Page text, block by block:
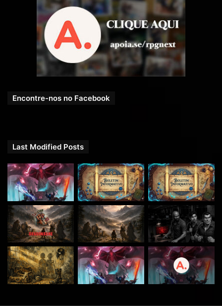
pessoas para conversar e trocar umas ideias sobre os
mais diversos assuntos.
Veja ainda oBar da Barda
SITE QUESTCAST: https://questcast.com.br/
Encontre-nos no Facebook
Last Modified Posts